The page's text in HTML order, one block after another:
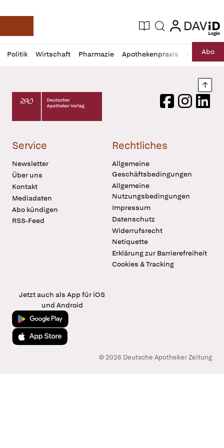
Deutsche Apotheker Zeitung
Aktuelle Ausgabe
Suche login
login
Politik Wirtschaft Pharmazie Apothekenpraxis RechtAbo
Profil
öffnen
Daz
Pur
Deutscher Apotheker Verlag Logo
FacebookInstagram
Service
Newsletter
Über uns
Kontakt
Mediadaten
Abo kündigen
RSS-Feed
Rechtliches
Allgemeine
Geschäftsbedingungen
Allgemeine
Nutzungsbedingungen
Impressum
Datenschutz
Widerrufsrecht
Netiquette
Erklärung zur Barrierefreiheit
Cookies & Tracking
Jetzt auch als App für iOS
und Android
Jetzt bei Google Play
Laden im App Store
© 2026 Deutsche Apotheker Zeitung